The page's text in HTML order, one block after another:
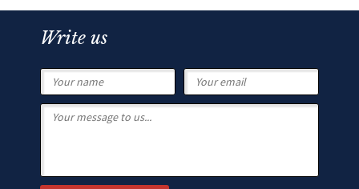
Write us